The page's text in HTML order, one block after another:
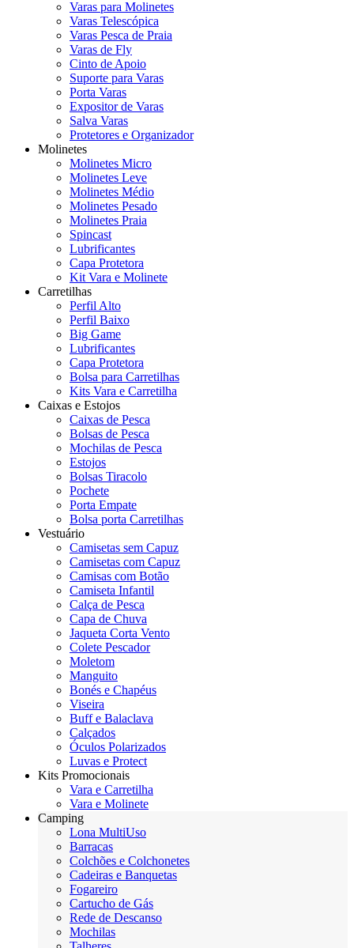
Varas para Molinetes
Varas Telescópica
Varas Pesca de Praia
Varas de Fly
Cinto de Apoio
Suporte para Varas
Porta Varas
Expositor de Varas
Salva Varas
Protetores e Organizador
Molinetes
Molinetes Micro
Molinetes Leve
Molinetes Médio
Molinetes Pesado
Molinetes Praia
Spincast
Lubrificantes
Capa Protetora
Kit Vara e Molinete
Carretilhas
Perfil Alto
Perfil Baixo
Big Game
Lubrificantes
Capa Protetora
Bolsa para Carretilhas
Kits Vara e Carretilha
Caixas e Estojos
Caixas de Pesca
Bolsas de Pesca
Mochilas de Pesca
Estojos
Bolsas Tiracolo
Pochete
Porta Empate
Bolsa porta Carretilhas
Vestuário
Camisetas sem Capuz
Camisetas com Capuz
Camisas com Botão
Camiseta Infantil
Calça de Pesca
Capa de Chuva
Jaqueta Corta Vento
Colete Pescador
Moletom
Manguito
Bonés e Chapéus
Viseira
Buff e Balaclava
Calçados
Óculos Polarizados
Luvas e Protect
Kits Promocionais
Vara e Carretilha
Vara e Molinete
Camping
Lona MultiUso
Barracas
Colchões e Colchonetes
Cadeiras e Banquetas
Fogareiro
Cartucho de Gás
Rede de Descanso
Mochilas